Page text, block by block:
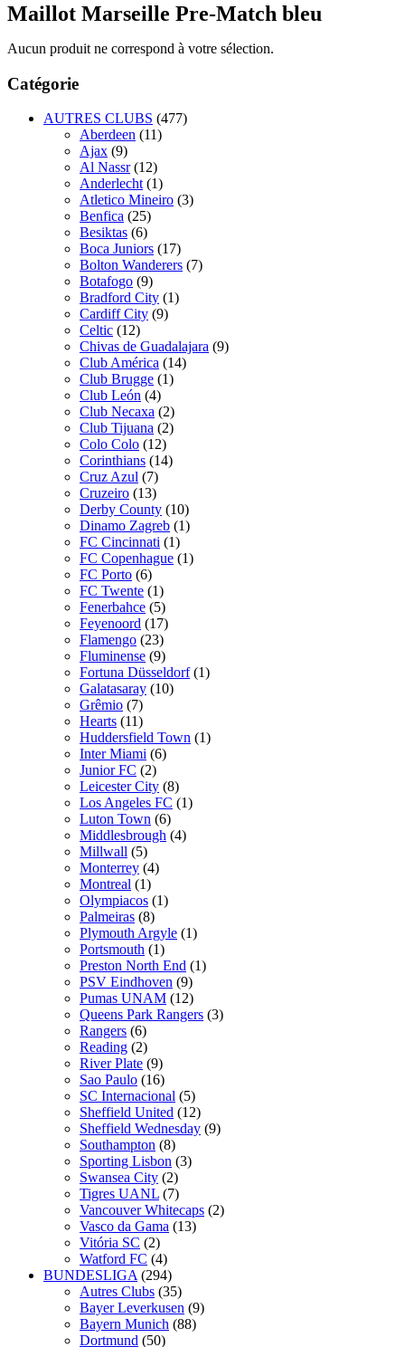
Maillot Marseille Pre-Match bleu
Aucun produit ne correspond à votre sélection.
Catégorie
AUTRES CLUBS (477)
Aberdeen (11)
Ajax (9)
Al Nassr (12)
Anderlecht (1)
Atletico Mineiro (3)
Benfica (25)
Besiktas (6)
Boca Juniors (17)
Bolton Wanderers (7)
Botafogo (9)
Bradford City (1)
Cardiff City (9)
Celtic (12)
Chivas de Guadalajara (9)
Club América (14)
Club Brugge (1)
Club León (4)
Club Necaxa (2)
Club Tijuana (2)
Colo Colo (12)
Corinthians (14)
Cruz Azul (7)
Cruzeiro (13)
Derby County (10)
Dinamo Zagreb (1)
FC Cincinnati (1)
FC Copenhague (1)
FC Porto (6)
FC Twente (1)
Fenerbahce (5)
Feyenoord (17)
Flamengo (23)
Fluminense (9)
Fortuna Düsseldorf (1)
Galatasaray (10)
Grêmio (7)
Hearts (11)
Huddersfield Town (1)
Inter Miami (6)
Junior FC (2)
Leicester City (8)
Los Angeles FC (1)
Luton Town (6)
Middlesbrough (4)
Millwall (5)
Monterrey (4)
Montreal (1)
Olympiacos (1)
Palmeiras (8)
Plymouth Argyle (1)
Portsmouth (1)
Preston North End (1)
PSV Eindhoven (9)
Pumas UNAM (12)
Queens Park Rangers (3)
Rangers (6)
Reading (2)
River Plate (9)
Sao Paulo (16)
SC Internacional (5)
Sheffield United (12)
Sheffield Wednesday (9)
Southampton (8)
Sporting Lisbon (3)
Swansea City (2)
Tigres UANL (7)
Vancouver Whitecaps (2)
Vasco da Gama (13)
Vitória SC (2)
Watford FC (4)
BUNDESLIGA (294)
Autres Clubs (35)
Bayer Leverkusen (9)
Bayern Munich (88)
Dortmund (50)